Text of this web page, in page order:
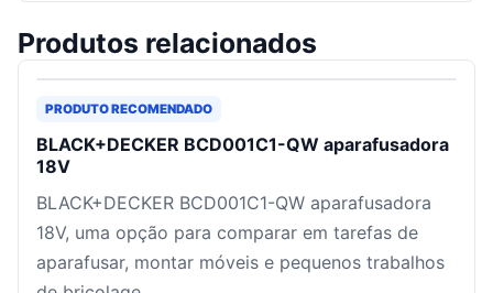
Produtos relacionados
PRODUTO RECOMENDADO
BLACK+DECKER BCD001C1-QW aparafusadora
18V
BLACK+DECKER BCD001C1-QW aparafusadora
18V, uma opção para comparar em tarefas de
aparafusar, montar móveis e pequenos trabalhos